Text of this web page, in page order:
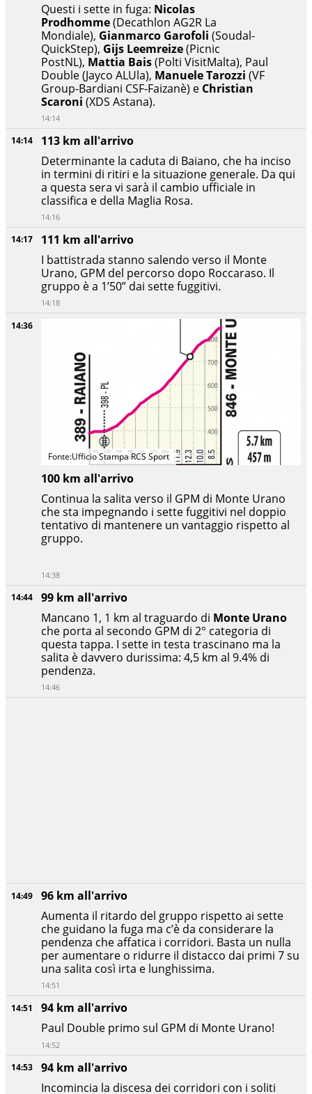
14:53
94 km all'arrivo
Incomincia la discesa dei corridori con i soliti
14:51
94 km all'arrivo
Paul Double primo sul GPM di Monte Urano!
14:52
14:49
96 km all'arrivo
Aumenta il ritardo del gruppo rispetto ai sette
che guidano la fuga ma c’è da considerare la
pendenza che affatica i corridori. Basta un nulla
per aumentare o ridurre il distacco dai primi 7 su
una salita così irta e lunghissima.
14:51
14:44
99 km all'arrivo
Mancano 1, 1 km al traguardo di Monte Urano
che porta al secondo GPM di 2° categoria di
questa tappa. I sette in testa trascinano ma la
salita è davvero durissima: 4,5 km al 9.4% di
pendenza.
14:46
14:36
Fonte:Ufficio Stampa RCS Sport
100 km all'arrivo
Continua la salita verso il GPM di Monte Urano
che sta impegnando i sette fuggitivi nel doppio
tentativo di mantenere un vantaggio rispetto al
gruppo.
14:38
14:17
111 km all'arrivo
I battistrada stanno salendo verso il Monte
Urano, GPM del percorso dopo Roccaraso. Il
gruppo è a 1’50” dai sette fuggitivi.
14:18
14:14
113 km all'arrivo
Determinante la caduta di Baiano, che ha inciso
in termini di ritiri e la situazione generale. Da qui
a questa sera vi sarà il cambio ufficiale in
classifica e della Maglia Rosa.
14:16
Questi i sette in fuga: Nicolas
Prodhomme(Decathlon AG2R La
Mondiale), Gianmarco Garofoli (Soudal-
QuickStep), Gijs Leemreize(Picnic
PostNL), Mattia Bais(Polti VisitMalta), Paul
Double (Jayco ALUla), Manuele Tarozzi (VF
Group-Bardiani CSF-Faizanè) e Christian
Scaroni (XDS Astana).
14:14